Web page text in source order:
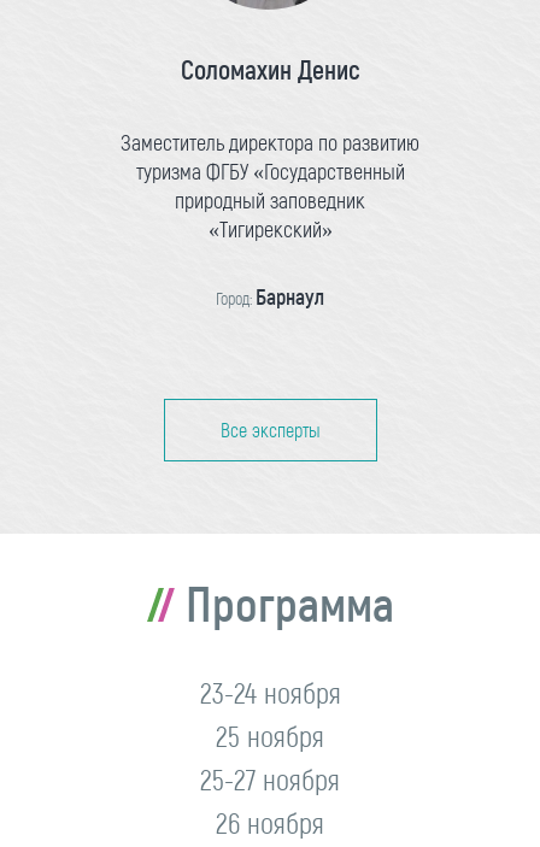
Соломахин Денис
Заместитель директора по развитию
туризма ФГБУ «Государственный
природный заповедник
«Тигирекский»
Город: Барнаул
Все эксперты
Программа
23-24 ноября
25 ноября
25-27 ноября
26 ноября